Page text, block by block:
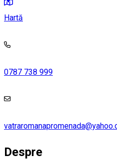
Hartă
0787 738 999
Despre